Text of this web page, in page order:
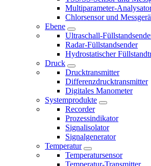
Multiparameter-
Chlorsensor und
Ebene
Ultraschall-
Radar-Füllstandsender
Hydrostatischer
Druck
Drucktransmitter
Differenzdrucktransmitter
Digitales Manometer
Systemprodukte
Recorder
Prozessindikator
Signalisolator
Signalgenerator
Temperatur
Temperatursensor